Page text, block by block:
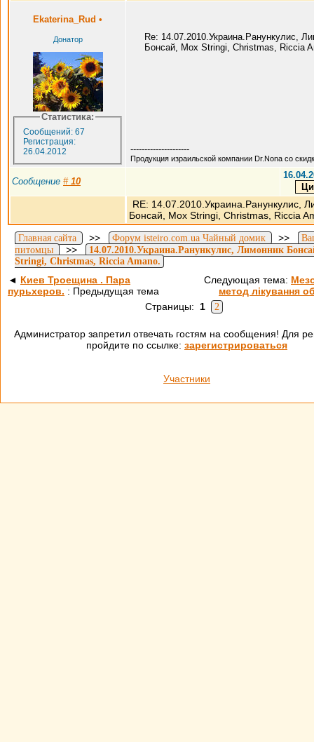
Ekaterina_Rud •
Донатор
Статистика:
Сообщений: 67
Регистрация:
26.04.2012
Re: 14.07.2010.Украина.Ранункулис,
Бонсай, Мох Stringi, Christmas, Riccia
---------------------
Продукция израильской компании Dr.Nona со
Сообщение # 10
RE: 14.07.2010.Украина.Ранункулис,
Бонсай, Мох Stringi, Christmas, Riccia
Главная сайта >> Форум isteiro.com.ua Чайный домик >>
питомцы
>>
14.07.2010.Украина.Ранункулис, Лимонник
Stringi, Christmas, Riccia Amano.
◄ Киев Троещина . Пара
пурьхеров. : Предыдущая тема
Следующая тема:
метод лікування
Страницы: 1 2
Администратор запретил отвечать гостям на сообщения! Для
пройдите по ссылке: зарегистрироваться
Участники